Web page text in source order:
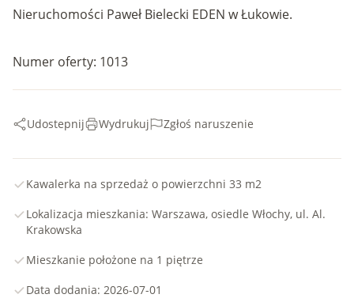
Nieruchomości Paweł Bielecki EDEN w Łukowie.
Numer oferty: 1013
Udostepnij Wydrukuj Zgłoś naruszenie
Kawalerka na sprzedaż o powierzchni 33 m2
Lokalizacja mieszkania: Warszawa, osiedle Włochy, ul. Al.
Krakowska
Mieszkanie położone na 1 piętrze
Data dodania: 2026-07-01